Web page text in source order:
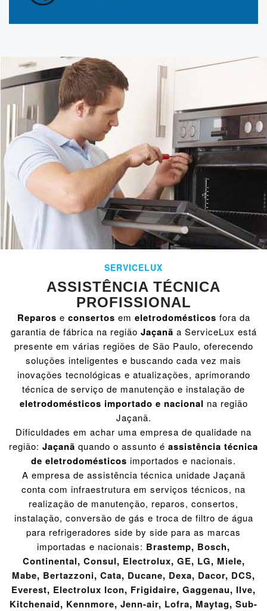
SERVICELUX
ASSISTÊNCIA TÉCNICA
PROFISSIONAL
Reparos e consertos em eletrodomésticos fora da
garantia de fábrica na região Jaçanã a ServiceLux está
presente em várias regiões de São Paulo, oferecendo
soluções inteligentes e buscando cada vez mais
inovações tecnológicas e atualizações, aprimorando
técnica de serviço de manutenção e instalação de
eletrodomésticos importado e nacional na região
Jaçanã.
Dificuldades em achar uma empresa de qualidade na
região: Jaçanã quando o assunto é assistência técnica
de eletrodomésticos importados e nacionais.
A empresa de assistência técnica unidade Jaçanã
conta com infraestrutura em serviços técnicos, na
realização de manutenção, reparos, consertos,
instalação, conversão de gás e troca de filtro de água
para refrigeradores side by side para as marcas
importadas e nacionais: Brastemp, Bosch,
Continental, Consul, Electrolux, GE, LG, Miele,
Mabe, Bertazzoni, Cata, Ducane, Dexa, Dacor, DCS,
Everest, Electrolux Icon, Frigidaire, Gaggenau, Ilve,
Kitchenaid, Kennmore, Jenn-air, Lofra, Maytag, Sub-